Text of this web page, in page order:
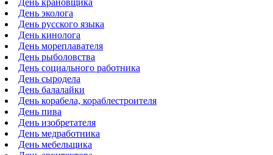
День крановщика
День эколога
День русского языка
День кинолога
День мореплавателя
День рыболовства
День социального работника
День сыродела
День балалайки
День корабела, кораблестроителя
День пива
День изобретателя
День медработника
День мебельщика